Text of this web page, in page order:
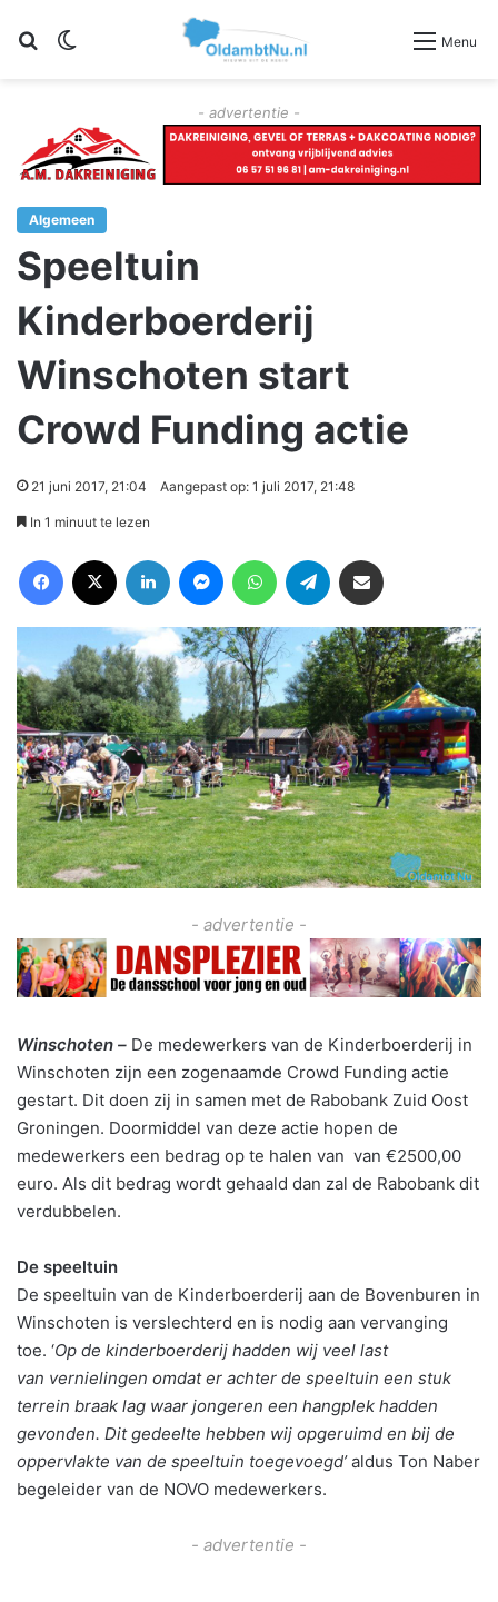
Zoeken Menu
- advertentie -
Algemeen
Speeltuin
Kinderboerderij
Winschoten start
Crowd Funding actie
21 juni 2017, 21:04 Aangepast op: 1 juli 2017, 21:48
In 1 minuut te lezen
- advertentie -
Winschoten – De medewerkers van de Kinderboerderij in
Winschoten zijn een zogenaamde Crowd Funding actie
gestart. Dit doen zij in samen met de Rabobank Zuid Oost
Groningen. Doormiddel van deze actie hopen de
medewerkers een bedrag op te halen van van €2500,00
euro. Als dit bedrag wordt gehaald dan zal de Rabobank dit
verdubbelen.
De speeltuin
De speeltuin van de Kinderboerderij aan de Bovenburen in
Winschoten is verslechterd en is nodig aan vervanging
toe. ‘Op de kinderboerderij hadden wij veel last
van vernielingen omdat er achter de speeltuin een stuk
terrein braak lag waar jongeren een hangplek hadden
gevonden. Dit gedeelte hebben wij opgeruimd en bij de
oppervlakte van de speeltuin toegevoegd’aldus Ton Naber
begeleider van de NOVO medewerkers.
- advertentie -